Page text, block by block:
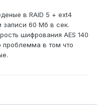
в RAID 5 + ext4
записи 60 Мб в сек.
шифрования AES 140
в том что